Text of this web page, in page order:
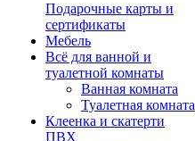
Подарочные карты и
сертификаты
Мебель
Всё для ванной и
туалетной комнаты
Ванная комната
Туалетная комната
Клеенка и скатерти
ПВХ